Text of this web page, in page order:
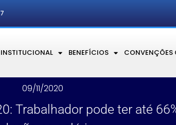
INSTITUCIONAL BENEFÍCIOS CONVENÇÕES
09/11/2020
Trabalhador pode ter até